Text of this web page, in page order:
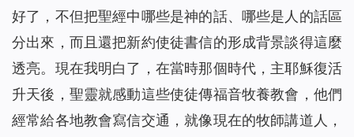
好了，不但把聖經中哪些是神的話、哪些是人的話區
分出來，而且還把新約使徒書信的形成背景談得這麼
透亮。現在我明白了，在當時那個時代，主耶穌復活
升天後，聖靈就感動這些使徒傳福音牧養教會，他們
經常給各地教會寫信交通，就像現在的牧師講道人，